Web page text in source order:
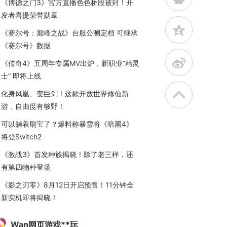
《博德之门3》官方直播色色桥段被封！开
发者喜提荣誉勋章
《赛尔号：巅峰之战》台服公测定档 可继承
《赛尔号》数据
《传奇4》五周年专属MV出炉，新职业“精灵
士” 即将上线
化身凤凰、变巨剑！这款开放世界修仙新
游，自由度有够野！
可以躺着刷宝了？爆料称暴雪将《暗黑4》
将登Switch2
《激战3》首发种族揭晓！除了老三样，还
有第四物种登场
《影之刃零》8月12日开启预售！11分钟全
新实机即将揭晓！
Wan网页游戏**玩
z
t